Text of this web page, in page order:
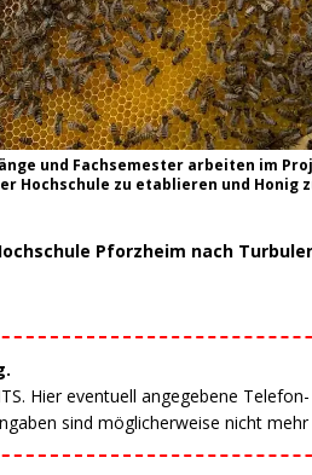
und Fachsemester arbeiten im
Hochschule zu etablieren und Honig
Pforzheim nach
Hier eventuell angegebene
sind möglicherweise nicht mehr